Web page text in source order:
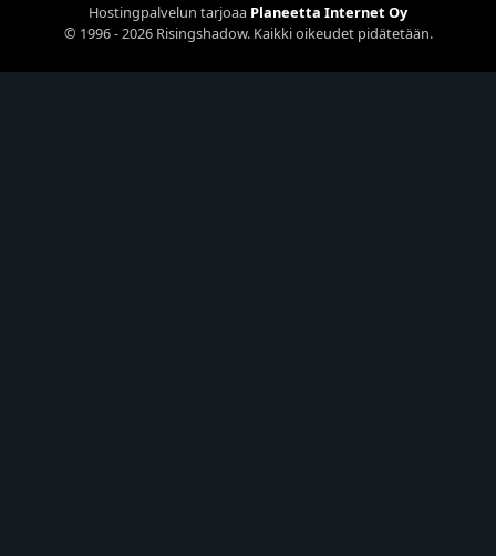
Hostingpalvelun tarjoaa Planeetta Internet Oy
© 1996 - 2026 Risingshadow. Kaikki oikeudet pidätetään.